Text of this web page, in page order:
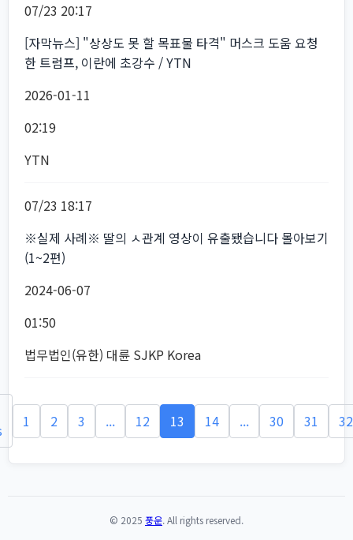
07/23 20:17
[자막뉴스] "상상도 못 할 목표물 타격" 머스크 도움 요청
한 트럼프, 이란에 초강수 / YTN
2026-01-11
02:19
YTN
07/23 18:17
※실제 사례※ 딸의 ㅅ관계 영상이 유출됐습니다 몰아보기
(1~2편)
2024-06-07
01:50
법무법인(유한) 대륜 SJKP Korea
1 2 3 ... 12 13 14 ... 30 31 32
© 2025 풍운. All rights reserved.